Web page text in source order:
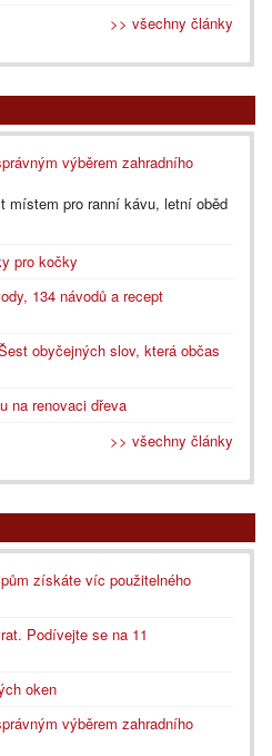
>> všechny články
výběrem zahradního
místem pro ranní kávu, letní oběd
pro kočky
134 návodů a recept
obyčejných slov, která občas
na renovaci dřeva
>> všechny články
získáte víc použitelného
Podívejte se na 11
oken
výběrem zahradního